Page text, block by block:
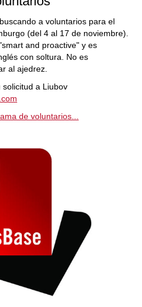
a voluntarios para el
(del 4 al 17 de noviembre).
and proactive" y es
con soltura. No es
al ajedrez.
a Liubov
de voluntarios...